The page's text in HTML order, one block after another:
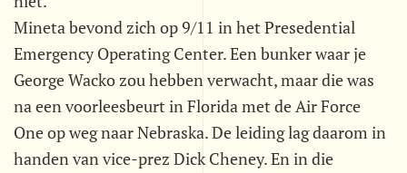
Mineta bevond zich op 9/11 in het Presedential
Emergency Operating Center. Een bunker waar je
George Wacko zou hebben verwacht, maar die was
na een voorleesbeurt in Florida met de Air Force
One op weg naar Nebraska. De leiding lag daarom in
handen van vice-prez Dick Cheney. En in die